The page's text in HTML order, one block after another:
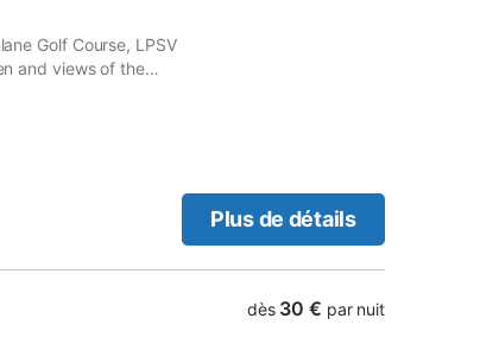
nautiques.
Gorges du Verdon,
3 gîtes,
couverte privative.
Golf Course, LPSV
and views of the
and private
Plus de détails
dès 30 € par nuit